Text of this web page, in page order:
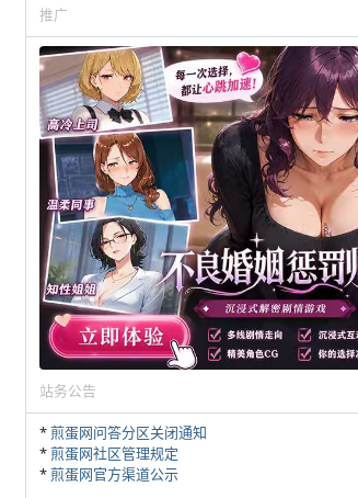
推广
站务公告
*煎蛋网问答分区关闭通知
*煎蛋网社区管理规定
*煎蛋网官方渠道公示